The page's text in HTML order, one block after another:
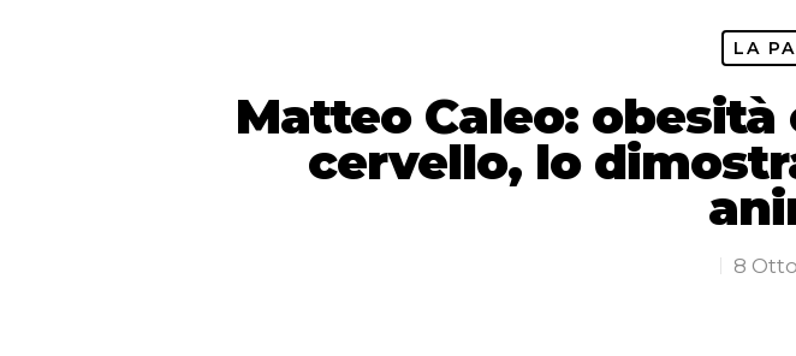
LA
Matteo Caleo:
cervello, lo
8